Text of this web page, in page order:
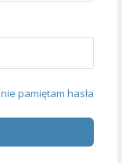
nie pamiętam hasła